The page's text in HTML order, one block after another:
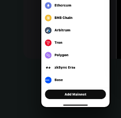
Português (Portugal)
Bahasa Indonesia
Português (Brasil)
Español (Argentina)